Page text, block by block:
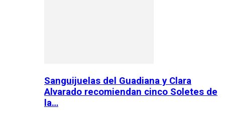
Sanguijuelas del Guadiana y Clara
Alvarado recomiendan cinco Soletes de
la…